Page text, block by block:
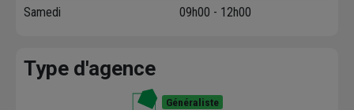
Samedi
09h00 - 12h00
Type d'agence
Généraliste